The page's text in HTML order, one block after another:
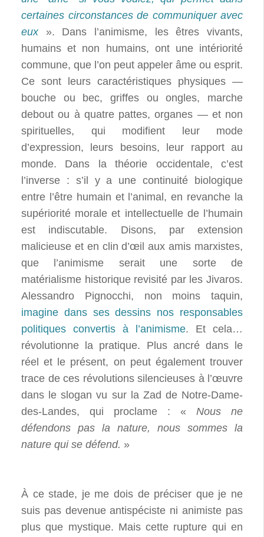
certaines circonstances de communiquer avec
eux». Dans l’animisme, les êtres vivants,
humains et non humains, ont une intériorité
commune, que l’on peut appeler âme ou esprit.
Ce sont leurs caractéristiques physiques —
bouche ou bec, griffes ou ongles, marche
debout ou à quatre pattes, organes — et non
spirituelles, qui modifient leur mode
d’expression, leurs besoins, leur rapport au
monde. Dans la théorie occidentale, c’est
l’inverse : s’il y a une continuité biologique
entre l’être humain et l’animal, en revanche la
supériorité morale et intellectuelle de l’humain
est indiscutable. Disons, par extension
malicieuse et en clin d’œil aux amis marxistes,
que l’animisme serait une sorte de
matérialisme historique revisité par les Jivaros.
Alessandro Pignocchi, non moins taquin,
imagine dans ses dessins nos responsables
politiques convertis à l’animisme. Et cela…
révolutionne la pratique. Plus ancré dans le
réel et le présent, on peut également trouver
trace de ces révolutions silencieuses à l’œuvre
dans le slogan vu sur la Zad de Notre-Dame-
des-Landes, qui proclame : « Nous ne
défendons pas la nature, nous sommes la
nature qui se défend. »
À ce stade, je me dois de préciser que je ne
suis pas devenue antispéciste ni animiste pas
plus que mystique. Mais cette rupture qui en